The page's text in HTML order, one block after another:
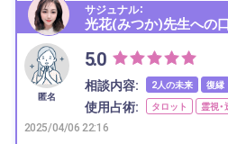
サジュナル：
光花(みつか)先生への
匿名
5.0
相談内容: 2人の未来 復縁
使用占術: タロット 霊視
2025/04/06 22:16